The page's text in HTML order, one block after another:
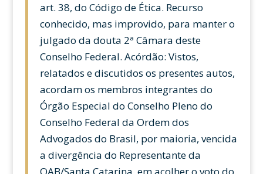
art. 38, do Código de Ética. Recurso
conhecido, mas improvido, para manter o
julgado da douta 2ª Câmara deste
Conselho Federal. Acórdão: Vistos,
relatados e discutidos os presentes autos,
acordam os membros integrantes do
Órgão Especial do Conselho Pleno do
Conselho Federal da Ordem dos
Advogados do Brasil, por maioria, vencida
a divergência do Representante da